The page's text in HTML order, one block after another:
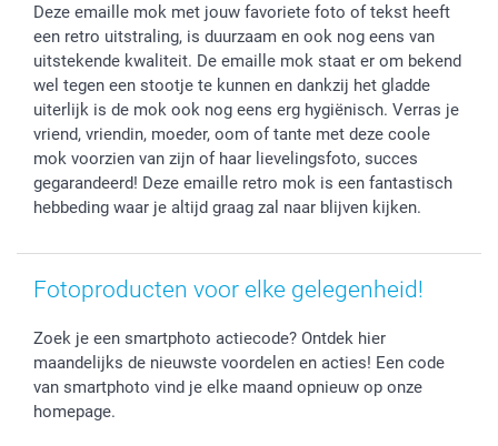
Fotokalenders & Fotoagenda's
Moederdag
Vaderdag
Verjaardag
Geboorte
Klachtenregeling
Wettelijke garantie
Privacybeleid
Cookiebeleid
Prijslijst
Jobs & Stages
Investor Relations
Betalingsmogelijkheden
Grote bestellingen
Levering
Mijn orderstatus
smartfriends
Deze emaille mok met jouw favoriete foto of tekst heeft
een retro uitstraling, is duurzaam en ook nog eens van
uitstekende kwaliteit. De emaille mok staat er om bekend
wel tegen een stootje te kunnen en dankzij het gladde
uiterlijk is de mok ook nog eens erg hygiënisch. Verras je
vriend, vriendin, moeder, oom of tante met deze coole
mok voorzien van zijn of haar lievelingsfoto, succes
gegarandeerd! Deze emaille retro mok is een fantastisch
hebbeding waar je altijd graag zal naar blijven kijken.
Fotoproducten voor elke gelegenheid!
Zoek je een smartphoto actiecode? Ontdek hier
maandelijks de nieuwste voordelen en acties! Een code
van smartphoto vind je elke maand opnieuw op onze
homepage.